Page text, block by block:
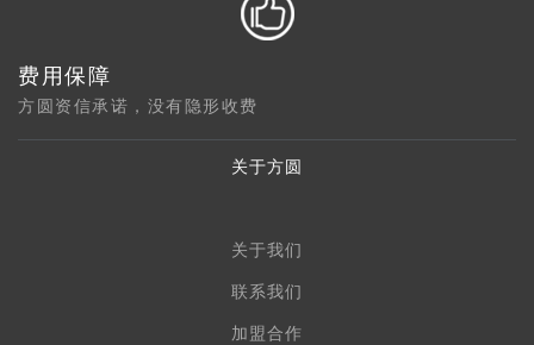
费用保障
方圆资信承诺，没有隐形收费
关于方圆
关于我们
联系我们
加盟合作